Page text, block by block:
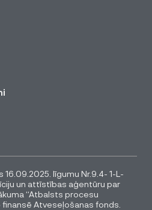
16.09.2025. līgumu Nr.9.4- 1-L-
un attīstības aģentūru par
“Atbalsts procesu
Atveseļošanas fonds.